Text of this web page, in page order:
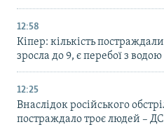
12:58
Кіпер: кількість
зросла до 9, є перебої з
12:25
Внаслідок російського
постраждало троє людей –